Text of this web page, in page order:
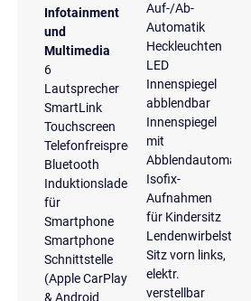
Infotainment
und
Multimedia
6
Lautsprecher
SmartLink
Touchscreen
Telefonfreisprecheinrichtung
Bluetooth
Induktionsladeschale
für
Smartphone
Smartphone
Schnittstelle
(Apple CarPlay
& Android
Auf-/Ab-
Automatik
Heckleuchten
LED
Innenspiegel
abblendbar
Innenspiegel
mit
Abblendautomatik
Isofix-
Aufnahmen
für Kindersitz
Lendenwirbelstütze
Sitz vorn links,
elektr.
verstellbar